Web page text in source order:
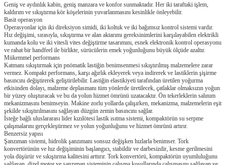
Geniş ve aydınlık kabin, geniş manzara ve konfor sunmaktadır. Her iki taraftaki işlem,
kaldırım ve sıkıştırma kör köşelerinin yuvarlanmasını kesinlikle önleyebilir.
Basit operasyon
Operasyonlar için iki direksiyon simidi, iki koltuk ve iki bağımsız kontrol sistemi vardır.
Hız değişimi, sırasıyla, sıkıştırma ve alan aktarımı gereksinimlerini karşılayabilen elektrikli
kumanda kolu ve iki vitesli vites değiştirme tasarımını, esnek elektronik kontrol operasyonu
ve rahat bir handfeel ile birlikte, sürücülerin emek yoğunluğunu büyük ölçüde azaltır.
Mükemmel performans
Katmanı sıkıştırmak için pnömatik lastiğin benimsenmesi sıkıştırılmış malzemelere zarar
vermez. Kompakt performans, karşı ağırlık ekleyerek veya indirerek ve lastiklerin şişirme
basıncını değiştirerek geliştirilebilir. Lastiğin elastikiyeti tarafından üretilen yoğurma
etkisinden dolayı, malzeme deplasmanı tüm yönlerde üretilecek, çatlaklar olmaksızın yoğun
bir yüzey oluşturacak ve bu da yolun hizmet ömrünü uzatacaktır. Ön tekerleklerin salınım
mekanizmasını benimseyin. Makine zorlu yollarda çalışırken, mekanizma, malzemelerin eşit
şekilde sıkıştırılmasını sağlayan düzgün zemin basıncını sağlar.
İsteğe bağlı uluslararası lider kızılötesi lastik ısıtma sistemi, kompaktörün su serpme
çalışmalarını gerçekleştirmez ve yolun yoğunluğunu ve hizmet ömrünü artırır.
Benzersiz yapısı
Şanzıman sistemi, hidrolik şanzımanı sonsuz değişken hızlarla benimser. Tork
konvertörünün ve hız değişiminin başlangıcı, stabildir ve darbesizdir, kesme gerilmesini
yola düşürür ve sıkıştırma kalitesini arttırır. Tork konvertörü, kompaktörün uyumluluğunu